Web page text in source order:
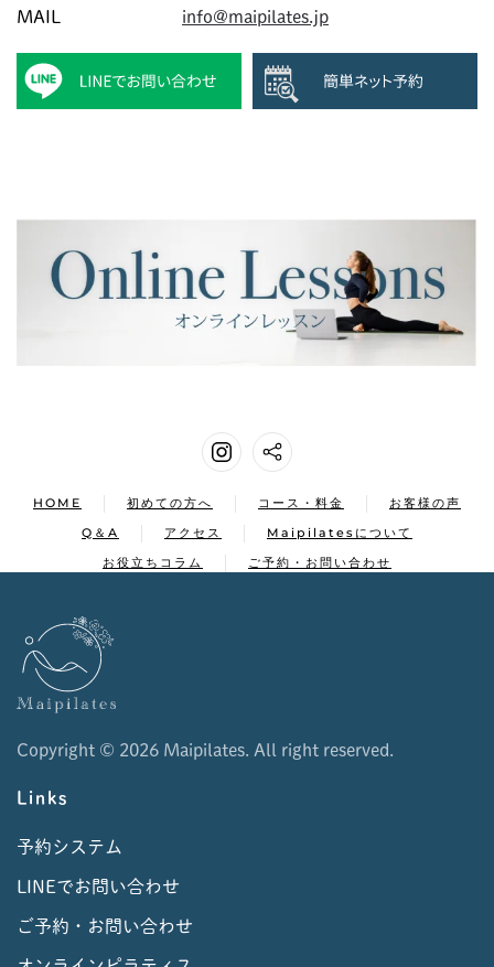
MAIL info@maipilates.jp
HOME 初めての方へ コース・料金
お客様の声
Q＆A
アクセス
Maipilatesについて
お役立ちコラム
ご予約・お問い合わせ
Copyright © 2026 Maipilates. All right reserved.
Links
予約システム
LINEでお問い合わせ
ご予約・お問い合わせ